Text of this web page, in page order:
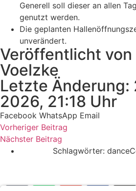
Generell soll dieser an allen
genutzt werden.
⁠Die geplanten
unverändert.
Veröffentlicht
Voelzke
Letzte Änderung:
2026, 21:18 Uhr
Facebook WhatsApp Email
Vorheriger Beitrag
Nächster Beitrag
Schlagwörter: